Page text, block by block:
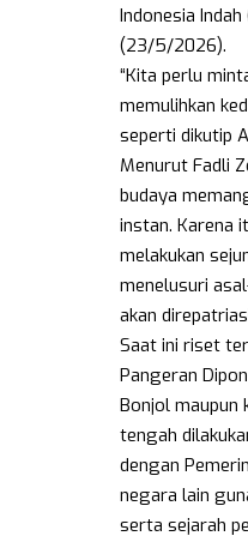
Indonesia
(23/5/2026).
“Kita perlu
memulihkan
seperti dikutip
Menurut Fadli
budaya
instan. Karena
melakukan
menelusuri
akan
Saat ini riset
Pangeran
Bonjol maupun
tengah
dengan
negara lain
serta sejarah